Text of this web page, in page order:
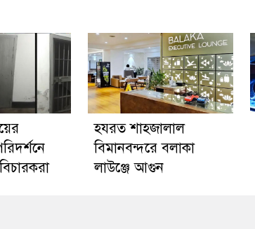
হযরত শাহজালাল
বিমানবন্দরে বলাকা
লাউঞ্জে আগুন